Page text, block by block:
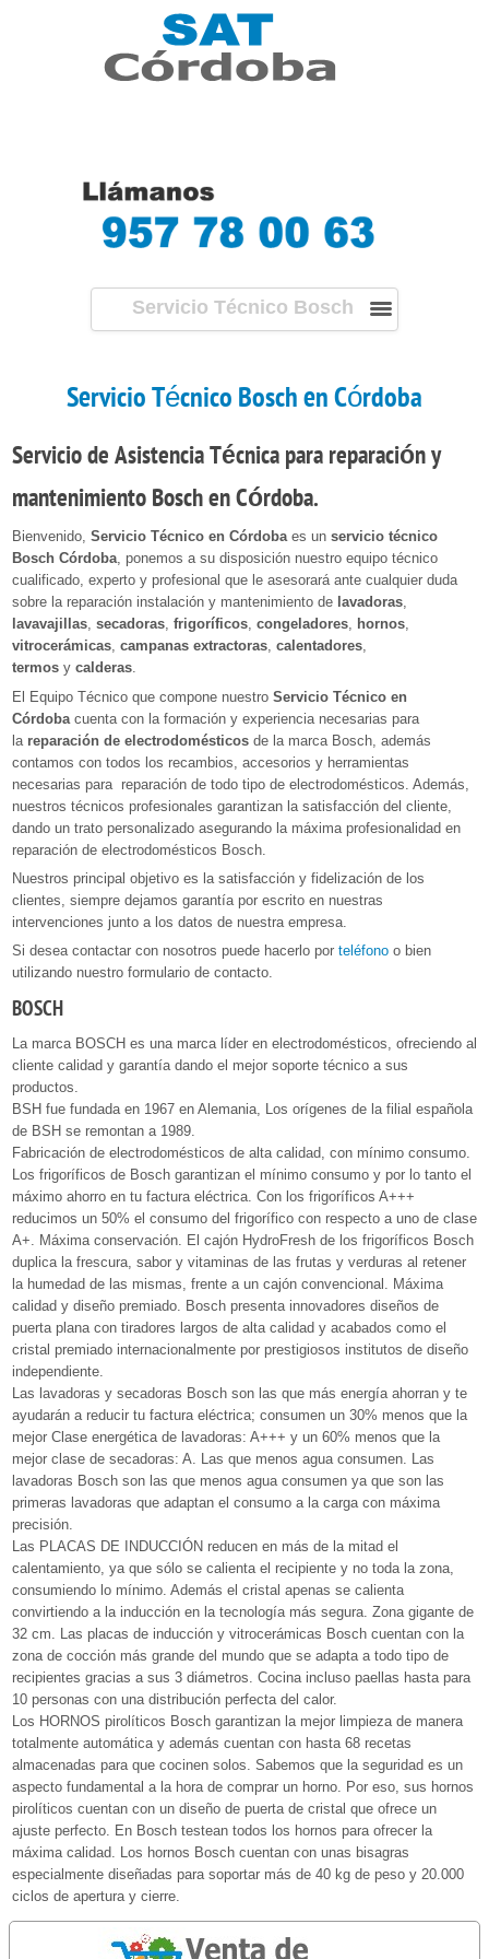
Servicio Técnico Bosch
Servicio Técnico Bosch en Córdoba
Servicio de Asistencia Técnica para reparacióny
mantenimiento Bosch en Córdoba.
Bienvenido, Servicio Técnico en Córdobaes un servicio técnico
Bosch Córdoba, ponemos a su disposición nuestro equipo técnico
cualificado, experto y profesional que le asesorará ante cualquier duda
sobre la reparación instalación y mantenimiento de lavadoras,
lavavajillas, secadoras, frigoríficos, congeladores, hornos,
vitrocerámicas, campanas extractoras, calentadores,
termos y calderas.
El Equipo Técnico que compone nuestro Servicio Técnico en
Córdoba cuenta con la formación y experiencia necesarias para
la reparación de electrodomésticos de la marca Bosch, además
contamos con todos los recambios, accesorios y herramientas
necesarias para reparación de todo tipo de electrodomésticos. Además,
nuestros técnicos profesionales garantizan la satisfacción del cliente,
dando un trato personalizado asegurando la máxima profesionalidad en
reparación de electrodomésticos Bosch.
Nuestros principal objetivo es la satisfacción y fidelización de los
clientes, siempre dejamos garantía por escrito en nuestras
intervenciones junto a los datos de nuestra empresa.
Si desea contactar con nosotros puede hacerlo por teléfono o bien
utilizando nuestro formulario de contacto.
BOSCH
La marca BOSCH es una marca líder en electrodomésticos, ofreciendo al
cliente calidad y garantía dando el mejor soporte técnico a sus
productos.
BSH fue fundada en 1967 en Alemania, Los orígenes de la filial española
de BSH se remontan a 1989.
Fabricación de electrodomésticos de alta calidad, con mínimo consumo.
Los frigoríficos de Bosch garantizan el mínimo consumo y por lo tanto el
máximo ahorro en tu factura eléctrica. Con los frigoríficos A+++
reducimos un 50% el consumo del frigorífico con respecto a uno de clase
A+. Máxima conservación. El cajón HydroFresh de los frigoríficos Bosch
duplica la frescura, sabor y vitaminas de las frutas y verduras al retener
la humedad de las mismas, frente a un cajón convencional. Máxima
calidad y diseño premiado. Bosch presenta innovadores diseños de
puerta plana con tiradores largos de alta calidad y acabados como el
cristal premiado internacionalmente por prestigiosos institutos de diseño
independiente.
Las lavadoras y secadoras Bosch son las que más energía ahorran y te
ayudarán a reducir tu factura eléctrica; consumen un 30% menos que la
mejor Clase energética de lavadoras: A+++ y un 60% menos que la
mejor clase de secadoras: A. Las que menos agua consumen. Las
lavadoras Bosch son las que menos agua consumen ya que son las
primeras lavadoras que adaptan el consumo a la carga con máxima
precisión.
Las PLACAS DE INDUCCIÓN reducen en más de la mitad el
calentamiento, ya que sólo se calienta el recipiente y no toda la zona,
consumiendo lo mínimo. Además el cristal apenas se calienta
convirtiendo a la inducción en la tecnología más segura. Zona gigante de
32 cm. Las placas de inducción y vitrocerámicas Bosch cuentan con la
zona de cocción más grande del mundo que se adapta a todo tipo de
recipientes gracias a sus 3 diámetros. Cocina incluso paellas hasta para
10 personas con una distribución perfecta del calor.
Los HORNOS pirolíticos Bosch garantizan la mejor limpieza de manera
totalmente automática y además cuentan con hasta 68 recetas
almacenadas para que cocinen solos. Sabemos que la seguridad es un
aspecto fundamental a la hora de comprar un horno. Por eso, sus hornos
pirolíticos cuentan con un diseño de puerta de cristal que ofrece un
ajuste perfecto. En Bosch testean todos los hornos para ofrecer la
máxima calidad. Los hornos Bosch cuentan con unas bisagras
especialmente diseñadas para soportar más de 40 kg de peso y 20.000
ciclos de apertura y cierre.